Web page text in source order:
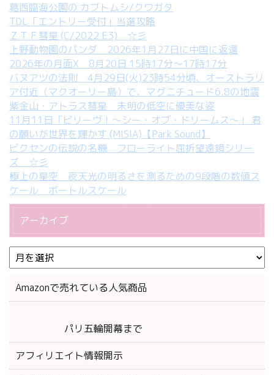
葛西臨海公園の カブトムシ/クワガタ
TDL「エントリー受付」当選攻略
ＺＴＦ彗星 (C/2022 E3) ☆彡
上野動物園のパンダ 2026年1月27日に中国に返還
2026年の月面X 8月20日 15時17分～17時17分
バヌアツの法則 4月29日(火)23時54分頃、オーストラリ
ア付近（マクオーリー島）で、マグニチュード6.8の地震
紫金山・アトラス彗星 未明の低空に優美な姿
11月11日「ビリーヴ！～シー・オブ・ドリームス～」 君
の願いが世界を輝かす (MISIA)【Park Sound】
ビクセンの伝説の名機 フローライト屈折望遠鏡シリー
ズ ☆彡
極上の星空 夜天光の明るさを測るための9段階の数値ス
ケール ボートルスケール
アーカイブ
Amazonで売れている人気商品
パリ五輪開幕まで
アフィリエイト情報開示